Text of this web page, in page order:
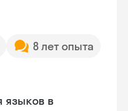
8 лет опыта
языков в